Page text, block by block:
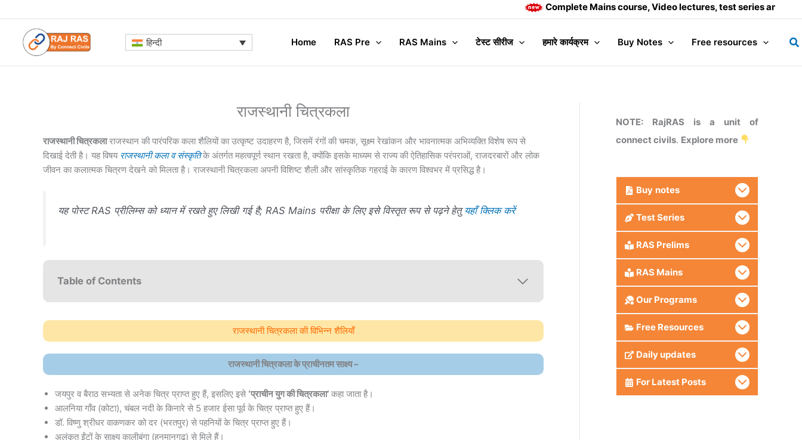
to
content
Complete Mains course, Video lectures, test series and Daily
हिन्दी Home RAS Pre RAS Mains टेस्ट सीरीज हमारे कार्यक्रम Buy Notes Free resources
राजस्थानी चित्रकला
राजस्थानी चित्रकलाराजस्थान की पारंपरिक कला शैलियों का उत्कृष्ट उदाहरण है, जिसमें रंगों की चमक, सूक्ष्म रेखांकन और भावनात्मक अभिव्यक्ति विशेष रूप से
दिखाई देती है। यह विषय राजस्थानी कला व संस्कृतिके अंतर्गत महत्वपूर्ण स्थान रखता है, क्योंकि इसके माध्यम से राज्य की ऐतिहासिक परंपराओं, राजदरबारों और लोक
जीवन का कलात्मक चित्रण देखने को मिलता है। राजस्थानी चित्रकला अपनी विशिष्ट शैली और सांस्कृतिक गहराई के कारण विश्वभर में प्रसिद्ध है।
यह पोस्ट RAS प्रीलिम्स को ध्यान में रखते हुए लिखी गई है; RAS Mains परीक्षा के लिए इसे विस्तृत रूप से पढ़ने हेतु यहाँ क्लिक करें
Table of Contents
राजस्थानी चित्रकला की विभिन्न शैलियाँ
राजस्थानी चित्रकला के प्राचीनतम साक्ष्य –
जयपुर व बैराठ सभ्यता से अनेक चित्र प्राप्त हुए हैं, इसलिए इसे ‘प्राचीन युग की चित्रकला’ कहा जाता है।
आलनिया गाँव (कोटा), चंबल नदी के किनारे से 5 हजार ईसा पूर्व के चित्र प्राप्त हुए हैं।
डॉ. विष्णु श्रीधर वाकणकर को दर (भरतपुर) से पहनियों के चित्र प्राप्त हुए हैं।
अलंकृत ईंटों के साक्ष्य कालीबंगा (हनुमानगढ़) से मिले हैं।
NOTE: RajRAS is a unit of
connect civils. Explore more
Buy notes
Test Series
RAS Prelims
RAS Mains
Our Programs
Free Resources
Daily updates
For Latest Posts